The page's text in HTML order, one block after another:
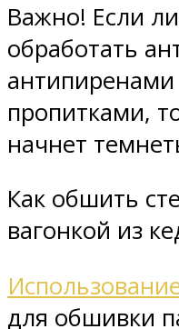
Важно! Если
обработать
пропитками,
начнет
Как обшить
вагонкой из
для обшивки